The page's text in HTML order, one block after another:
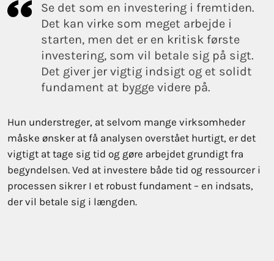
Se det som en investering i fremtiden.
Det kan virke som meget arbejde i
starten, men det er en kritisk første
investering, som vil betale sig på sigt.
Det giver jer vigtig indsigt og et solidt
fundament at bygge videre på.
Hun understreger, at selvom mange virksomheder
måske ønsker at få analysen overstået hurtigt, er det
vigtigt at tage sig tid og gøre arbejdet grundigt fra
begyndelsen. Ved at investere både tid og ressourcer i
processen sikrer I et robust fundament – en indsats,
der vil betale sig i længden.